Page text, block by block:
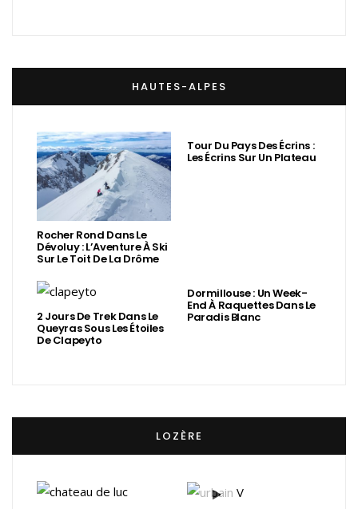
HAUTES-ALPES
Rocher Rond Dans Le
Dévoluy : L’Aventure À Ski
Sur Le Toit De La Drôme
Tour Du Pays Des Écrins :
Les Écrins Sur Un Plateau
2 Jours De Trek Dans Le
Queyras Sous Les Étoiles
De Clapeyto
Dormillouse : Un Week-
End À Raquettes Dans Le
Paradis Blanc
LOZÈRE